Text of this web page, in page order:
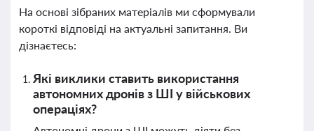
На основі зібраних матеріалів ми сформували
короткі відповіді на актуальні запитання. Ви
дізнаєтесь:
Які виклики ставить використання
автономних дронів з ШІ у військових
операціях?